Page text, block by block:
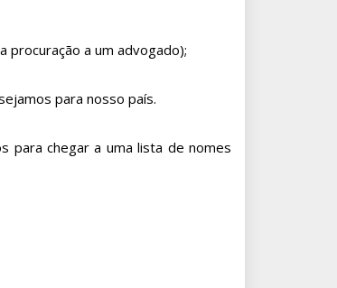
procuração a um advogado);
para nosso país.
para chegar a uma lista de nomes